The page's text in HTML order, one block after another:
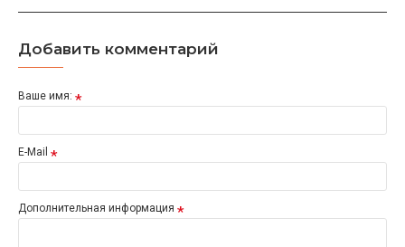
Добавить комментарий
Ваше имя:
E-Mail
Дополнительная информация